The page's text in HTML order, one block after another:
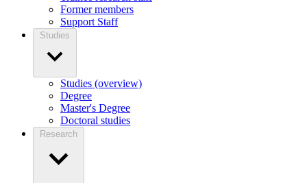
Former members
Support Staff
Studies
Studies (overview)
Degree
Master's Degree
Doctoral studies
Research